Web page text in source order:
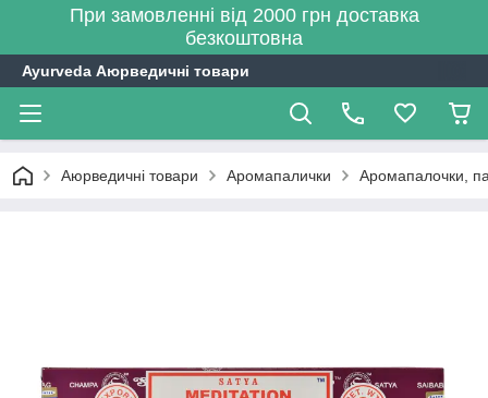
При замовленні від 2000 грн доставка
безкоштовна
Ayurveda Аюрведичні товари
Аюрведичні товари Аромапалички Аромапалочки,